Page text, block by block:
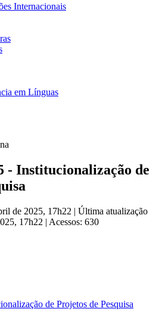
Internacionais
em Línguas
- Institucionalização de
de 2025, 17h22 | Última atualização
17h22 | Acessos: 630
de Projetos de Pesquisa